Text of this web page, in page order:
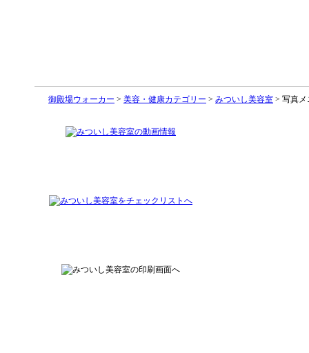
御殿場ウォーカー > 美容・健康カテゴリー > みついし美容室 > 写真メ